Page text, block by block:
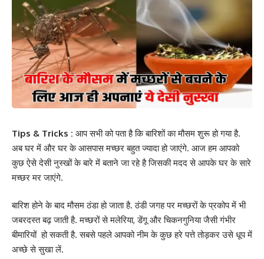
Tips & Tricks : आप सभी को पता है कि बारिशों का मौसम शुरू हो गया है.
अब घर में और घर के आसपास मच्छर बहुत ज्यादा हो जाएंगे. आज हम आपको
कुछ ऐसे देसी नुस्खों के बारे में बताने जा रहे है जिसकी मदद से आपके घर के सारे
मच्छर मर जाएंगे.
बारिश होने के बाद मौसम ठंडा हो जाता है. ठंडी जगह पर मच्छरों के प्रकोप में भी
जबरदस्त बढ़ जाती है. मच्छरों से मलेरिया, डेंगू और चिकनगुनिया जैसी गंभीर
बीमारियों हो सकती है. सबसे पहले आपको नीम के कुछ हरे पत्ते तोड़कर उसे धूप में
अच्छे से सुखा लें.